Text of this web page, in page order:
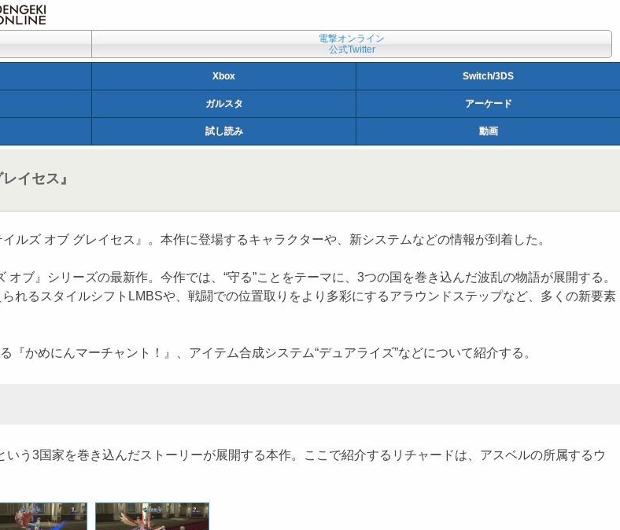
電撃オンライン
公式Twitter
Xbox Switch/3DS
ガルスタ アーケード
試し読み 動画
イセス』
ズ オブ グレイセス』。本作に登場するキャラクターや、新システムなどの情報が到着した。
ブ』シリーズの最新作。今作では、“守る”ことをテーマに、3つの国を巻き込んだ波乱の物語が展開する。
れるスタイルシフトLMBSや、戦闘での位置取りをより多彩にするアラウンドステップなど、多くの新要素
かめにんマーチャント！』、アイテム合成システム“デュアライズ”などについて紹介する。
う3国家を巻き込んだストーリーが展開する本作。ここで紹介するリチャードは、アスベルの所属するウ